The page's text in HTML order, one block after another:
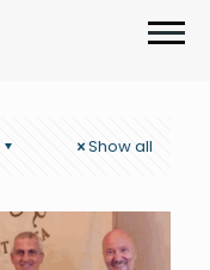
Show all